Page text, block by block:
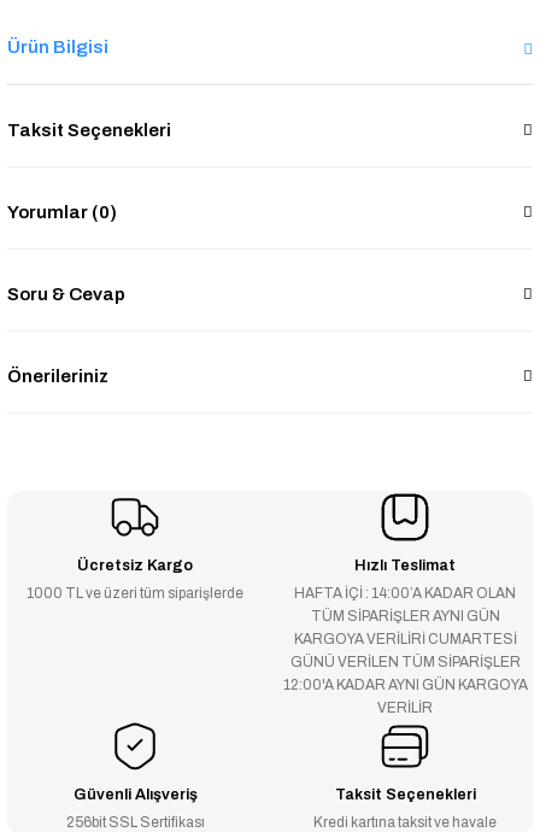
Ürün Bilgisi
Taksit Seçenekleri
Yorumlar (0)
Soru & Cevap
Önerileriniz
Ücretsiz Kargo
1000 TL ve üzeri tüm siparişlerde
Hızlı Teslimat
HAFTA İÇİ : 14:00’A KADAR OLAN
TÜM SİPARİŞLER AYNI GÜN
KARGOYA VERİLİRİ CUMARTESİ
GÜNÜ VERİLEN TÜM SİPARİŞLER
12:00'A KADAR AYNI GÜN KARGOYA
VERİLİR
Güvenli Alışveriş
256bit SSL Sertifikası
Taksit Seçenekleri
Kredi kartına taksit ve havale